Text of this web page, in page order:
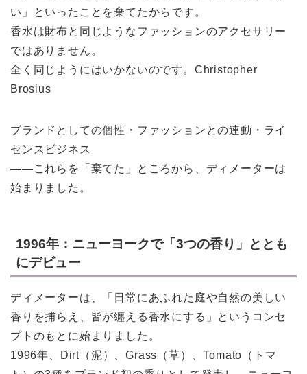
い」といったことを棄てたからです。
香水は財布と同じようなファッションのアクセサリー
ではありません。
全く同じようにはいかないのです。Christopher
Brosius
ブランドとしての個性・ファッションとの連動・ライ
センスビジネス
——これらを「棄てた」ところから、ディメーターは
始まりました。
1996年：ニューヨークで「3つの香り」ととも
にデビュー
ディメーターは、「日常にあふれた庭や自然の美しい
香りを捕らえ、皆が纏える香水にする」というコンセ
プトのもとに始まりました。
1996年、Dirt（泥）、Grass（草）、Tomato（トマ